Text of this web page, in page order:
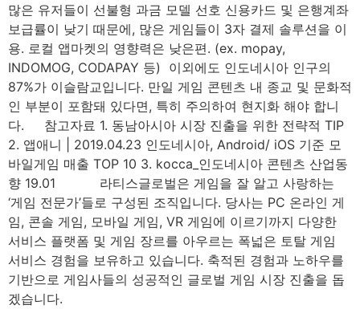
많은 유저들이 선불형 과금 모델 선호 신용카드 및 은행계좌
보급률이 낮기 때문에, 많은 게임들이 3자 결제 솔루션을 이
용. 로컬 앱마켓의 영향력은 낮은편. (ex. mopay,
INDOMOG, CODAPAY 등) ​ 이외에도 인도네시아 인구의
87%가 이슬람교입니다. 만일 게임 콘텐츠 내 종교 및 문화적
인 부분이 포함돼 있다면, 특히 주의하여 현지화 해야 합니
다. 참고자료 ​1. 동남아시아 시장 진출을 위한 전략적 TIP
2. 앱애니 | 2019.04.23 인도네시아, Android/ iOS 기준 모
바일게임 매출 TOP 10​ 3. kocca_인도네시아 콘텐츠 산업동
향 19.01 라티스글로벌은 게임을 잘 알고 사랑하는
‘게임 전문가’들로 구성된 조직입니다. 당사는 PC 온라인 게
임, 콘솔 게임, 모바일 게임, VR 게임에 이르기까지 다양한
서비스 플랫폼 및 게임 장르를 아우르는 폭넓은 토탈 게임
서비스 경험을 보유하고 있습니다. 축적된 경험과 노하우를
기반으로 게임사들의 성공적인 글로벌 게임 시장 진출을 돕
겠습니다.